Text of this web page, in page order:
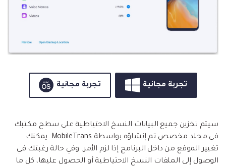
تجربة مجانية تجربة مجانية
سيتم تخزين جميع البيانات النسخ الاحتياطية على سطح مكتبك
في مجلد مخصص تم إنشاؤه بواسطة MobileTrans. يمكنك
تغيير الموقع من داخل البرنامج إذا لزم الأمر. وفي حالة رغبتك في
الوصول إلى الملفات النسخ الاحتياطية أو الحصول عليها، كل ما